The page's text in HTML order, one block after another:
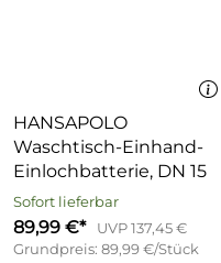
HANSAPOLO
Waschtisch-Einhand-
Einlochbatterie, DN 15
Sofort lieferbar
89,99 €*
UVP 137,45 €
Grundpreis: 89,99 €/Stück